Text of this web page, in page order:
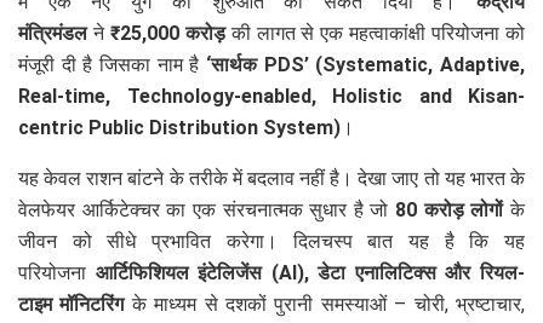
मंत्रिमंडलने ₹25,000 करोड़की लागत से एक महत्वाकांक्षी परियोजना को
मंजूरी दी है जिसका नाम है ‘सार्थक PDS’ (Systematic, Adaptive,
Real-time, Technology-enabled, Holistic and Kisan-
centric Public Distribution System) ।
यह केवल राशन बांटने के तरीके में बदलाव नहीं है। देखा जाए तो यह भारत के
वेलफेयर आर्किटेक्चर का एक संरचनात्मक सुधार है जो 80 करोड़ लोगोंके
जीवन को सीधे प्रभावित करेगा। दिलचस्प बात यह है कि यह
परियोजना आर्टिफिशियल इंटेलिजेंस (AI), डेटा एनालिटिक्स और रियल-
टाइम मॉनिटरिंगके माध्यम से दशकों पुरानी समस्याओं – चोरी, भ्रष्टाचार,